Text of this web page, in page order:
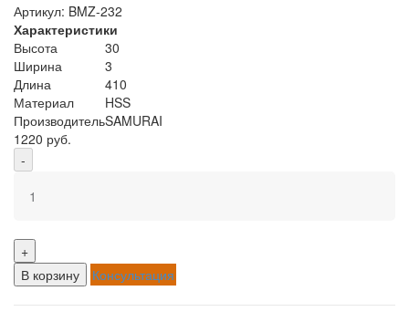
Артикул: BMZ-232
Характеристики
Высота
30
Ширина
3
Длина
410
Материал
HSS
ПроизводительSAMURAI
1220 руб.
-
+
В корзину
Консультация